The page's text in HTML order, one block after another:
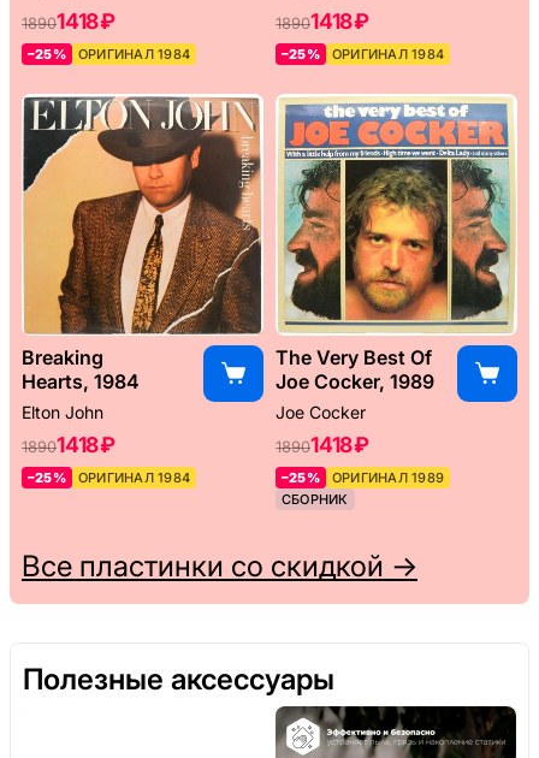
18901418 ₽
–25% ОРИГИНАЛ 1984
18901418 ₽
–25% ОРИГИНАЛ 1984
Breaking
Hearts, 1984
Elton John
18901418 ₽
–25% ОРИГИНАЛ 1984
The Very Best Of
Joe Cocker, 1989
Joe Cocker
18901418 ₽
–25%
ОРИГИНАЛ 1989
СБОРНИК
Все пластинки со скидкой →
Полезные аксессуары